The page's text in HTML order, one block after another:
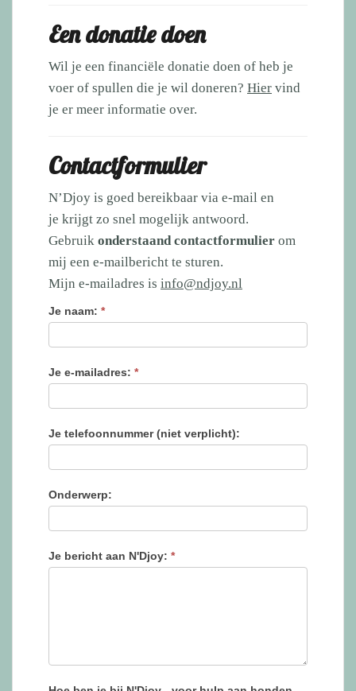
Een donatie doen
Wil je een financiële donatie doen of heb je
voer of spullen die je wil doneren? Hier vind
je er meer informatie over.
Contactformulier
N’Djoy is goed bereikbaar via e-mail en
je krijgt zo snel mogelijk antwoord.
Gebruik onderstaand contactformulier om
mij een e-mailbericht te sturen.
Mijn e-mailadres is info@ndjoy.nl
Je naam: *
Je e-mailadres: *
Je telefoonnummer (niet verplicht):
Onderwerp:
Je bericht aan N'Djoy: *